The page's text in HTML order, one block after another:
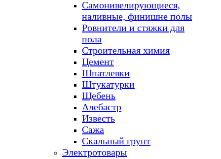
Самонивелирующиеся,
наливные, финишне полы
Ровнители и стяжки для
пола
Строительная химия
Цемент
Шпатлевки
Штукатурки
Щебень
Алебастр
Известь
Сажа
Скальный грунт
Электротовары